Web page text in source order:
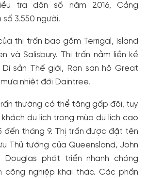
tra dân số năm 2016, Cảng
3.550 người.
thị trấn bao gồm Terrigal, Island
và Salisbury. Thị trấn nằm liền kề
sản Thế giới, Rạn san hô Great
mưa nhiệt đới Daintree.
thường có thể tăng gấp đôi, tuy
khách du lịch trong mùa du lịch cao
đến tháng 9. Thị trấn được đặt tên
Thủ tướng của Queensland, John
Douglas phát triển nhanh chóng
công nghiệp khai thác. Các phần